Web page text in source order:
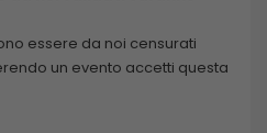
essere da noi censurati
un evento accetti questa